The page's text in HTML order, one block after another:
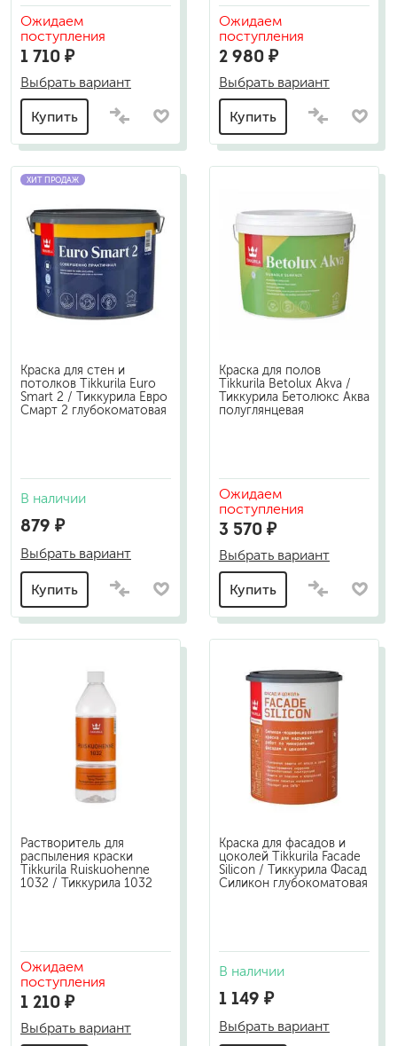
Ожидаем
поступления
1 710 ₽
Выбрать вариант
Купить
Ожидаем
поступления
2 980 ₽
Выбрать вариант
Купить
ХИТ ПРОДАЖ
Краска для стен и
потолков Tikkurila Euro
Smart 2 / Тиккурила Евро
Смарт 2 глубокоматовая
В наличии
879 ₽
Выбрать вариант
Купить
Краска для полов
Tikkurila Betolux Akva /
Тиккурила Бетолюкс Аква
полуглянцевая
Ожидаем
поступления
3 570 ₽
Выбрать вариант
Купить
Растворитель для
распыления краски
Tikkurila Ruiskuohenne
1032 / Тиккурила 1032
Ожидаем
поступления
1 210 ₽
Выбрать вариант
Краска для фасадов и
цоколей Tikkurila Facade
Silicon / Тиккурила Фасад
Силикон глубокоматовая
В наличии
1 149 ₽
Выбрать вариант